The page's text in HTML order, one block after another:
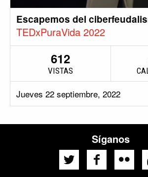
Escapemos del
TEDxPuraVida 2022
612
VISTAS
Jueves 22 septiembre, 2022
Síganos